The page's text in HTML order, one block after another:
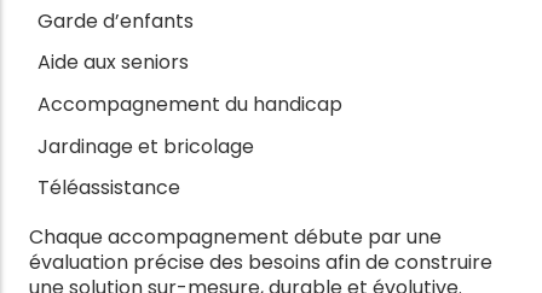
Garde d’enfants
Aide aux seniors
Accompagnement du handicap
Jardinage et bricolage
Téléassistance
Chaque accompagnement débute par une
évaluation précise des besoins afin de construire